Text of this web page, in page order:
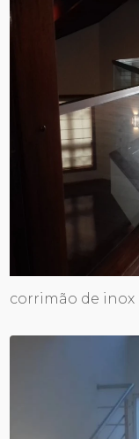
corrimão de inox